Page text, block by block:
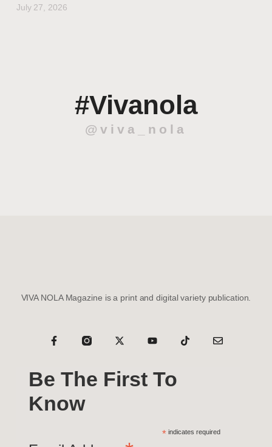
July 27, 2026
#Vivanola
@viva_nola
VIVA NOLA Magazine is a print and digital variety publication.
Be The First To
Know
* indicates required